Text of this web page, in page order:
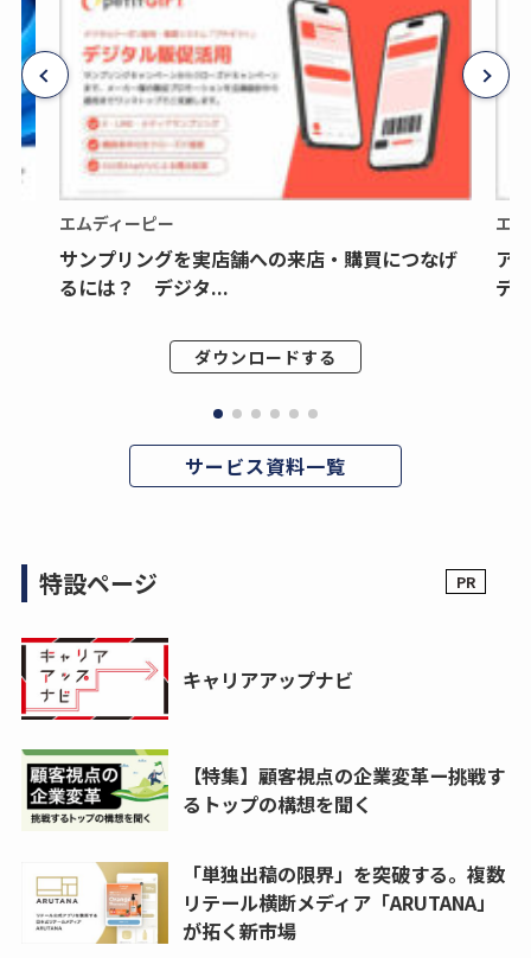
エムディーピー
サンプリングを実店舗への来店・購買につなげ
るには？ デジタ...
ダウンロードする
エ
ア
デ
サービス資料一覧
特設ページ
キャリアアップナビ
【特集】顧客視点の企業変革ー挑戦す
るトップの構想を聞く
「単独出稿の限界」を突破する。複数
リテール横断メディア「ARUTANA」
が拓く新市場